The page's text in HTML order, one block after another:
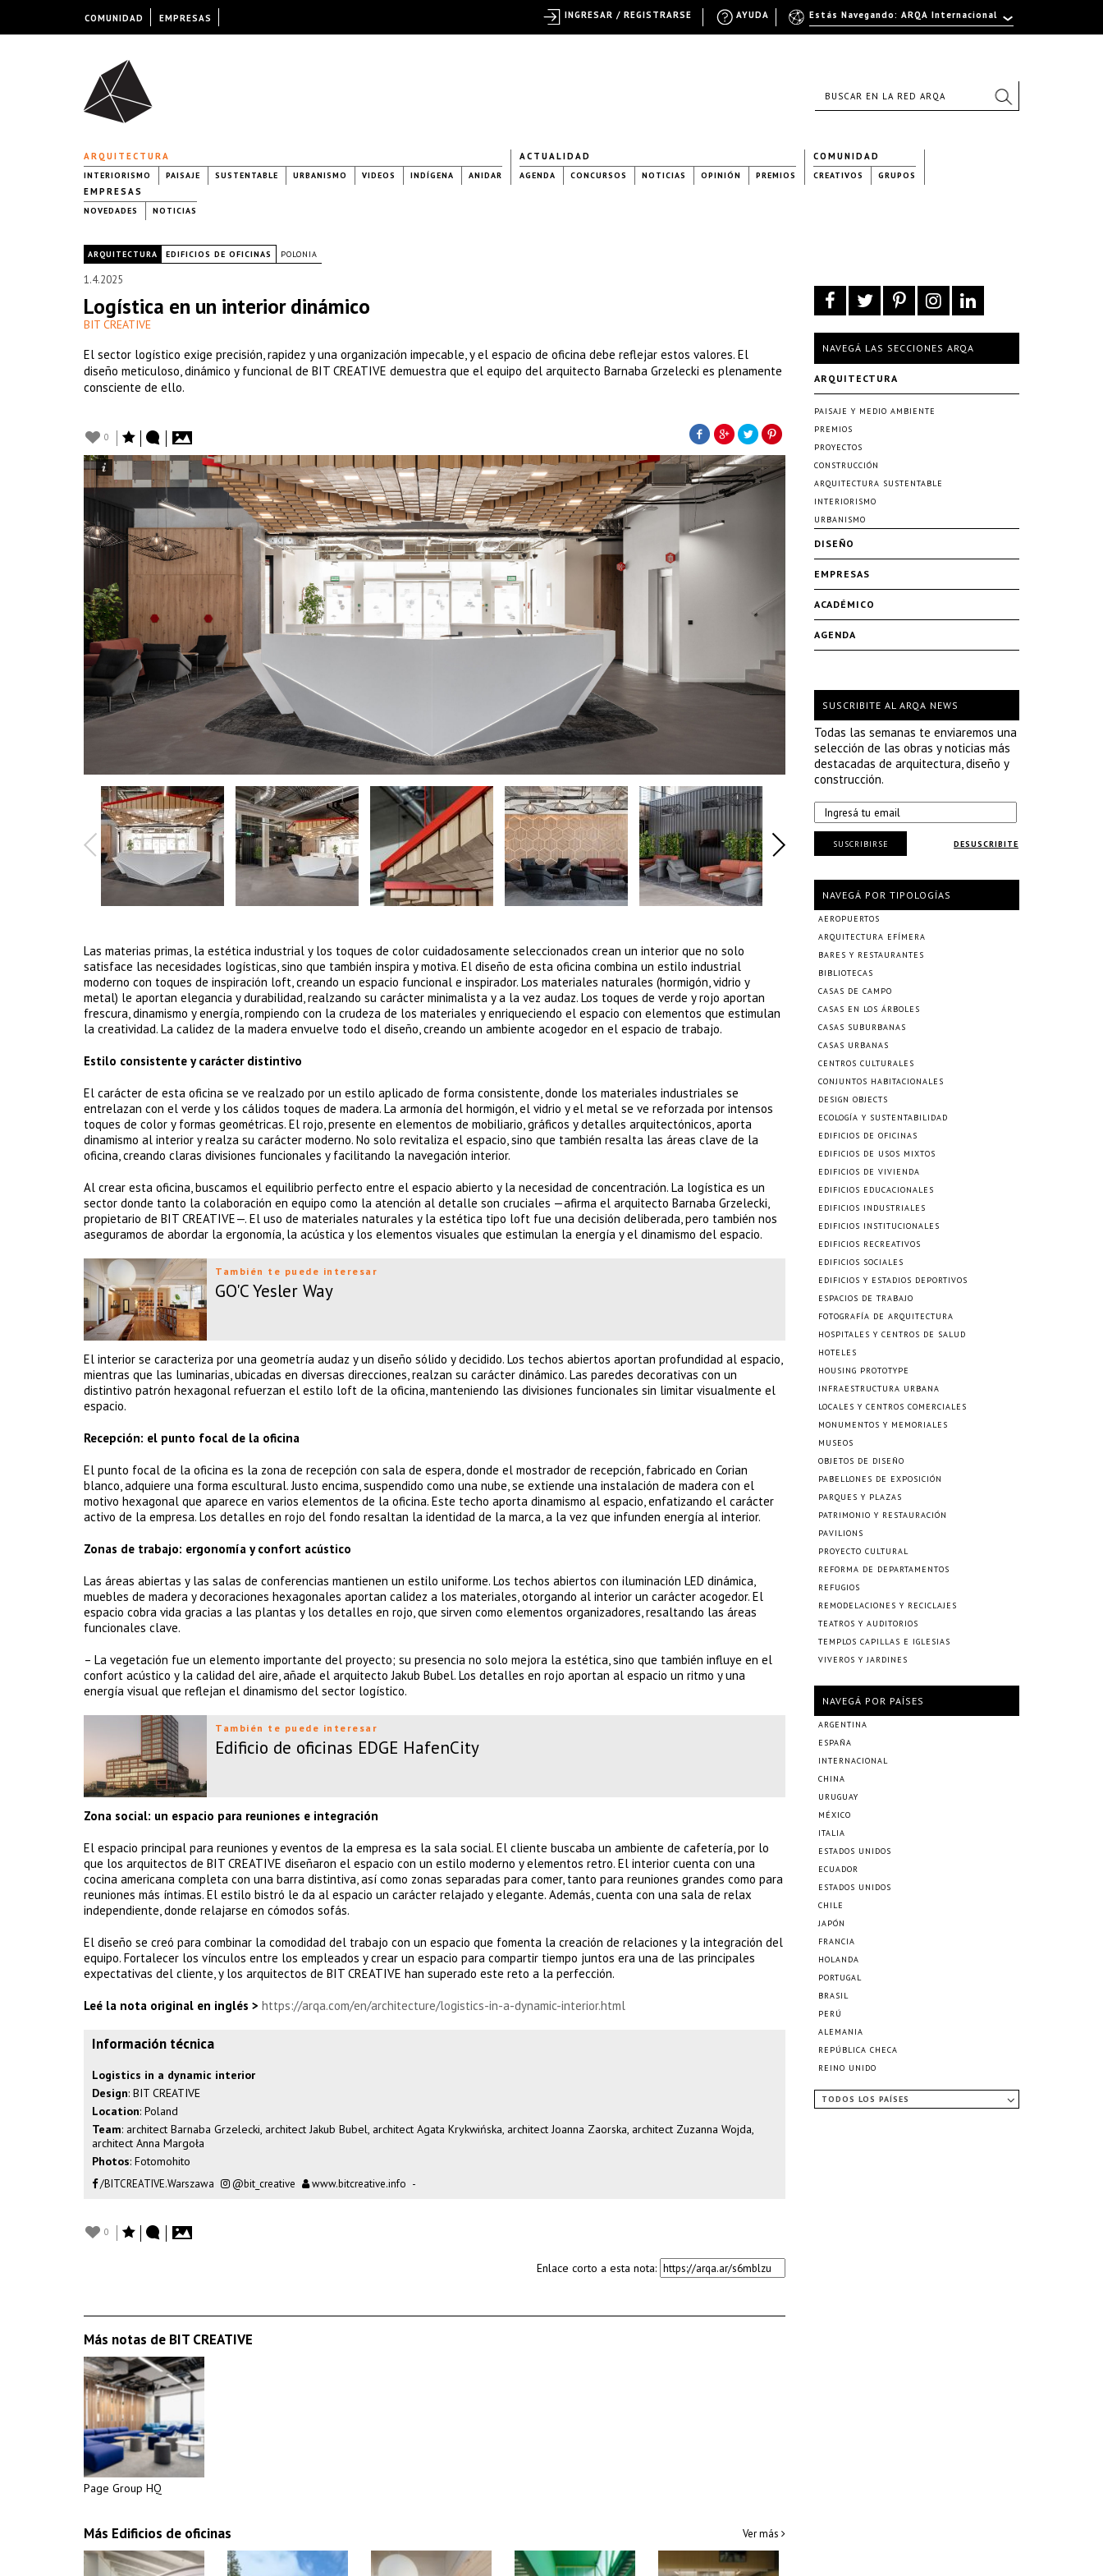
ARQUITECTURA
INTERIORISMO PAISAJE SUSTENTABLE URBANISMO VIDEOS INDÍGENA ANIDAR
ACTUALIDAD
AGENDA CONCURSOS NOTICIAS OPINIÓN PREMIOS
COMUNIDAD
CREATIVOS GRUPOS
EMPRESAS
NOVEDADES NOTICIAS
ARQUITECTURA EDIFICIOS DE OFICINAS POLONIA
1.4.2025
Logística en un interior dinámico
BIT CREATIVE
El sector logístico exige precisión, rapidez y una organización impecable, y el espacio de oficina debe reflejar estos valores. El
diseño meticuloso, dinámico y funcional de BIT CREATIVE demuestra que el equipo del arquitecto Barnaba Grzelecki es plenamente
consciente de ello.
0
Las materias primas, la estética industrial y los toques de color cuidadosamente seleccionados crean un interior que no solo
satisface las necesidades logísticas, sino que también inspira y motiva. El diseño de esta oficina combina un estilo industrial
moderno con toques de inspiración loft, creando un espacio funcional e inspirador. Los materiales naturales (hormigón, vidrio y
metal) le aportan elegancia y durabilidad, realzando su carácter minimalista y a la vez audaz. Los toques de verde y rojo aportan
frescura, dinamismo y energía, rompiendo con la crudeza de los materiales y enriqueciendo el espacio con elementos que estimulan
la creatividad. La calidez de la madera envuelve todo el diseño, creando un ambiente acogedor en el espacio de trabajo.
Estilo consistente y carácter distintivo
El carácter de esta oficina se ve realzado por un estilo aplicado de forma consistente, donde los materiales industriales se
entrelazan con el verde y los cálidos toques de madera. La armonía del hormigón, el vidrio y el metal se ve reforzada por intensos
toques de color y formas geométricas. El rojo, presente en elementos de mobiliario, gráficos y detalles arquitectónicos, aporta
dinamismo al interior y realza su carácter moderno. No solo revitaliza el espacio, sino que también resalta las áreas clave de la
oficina, creando claras divisiones funcionales y facilitando la navegación interior.
Al crear esta oficina, buscamos el equilibrio perfecto entre el espacio abierto y la necesidad de concentración. La logística es un
sector donde tanto la colaboración en equipo como la atención al detalle son cruciales —afirma el arquitecto Barnaba Grzelecki,
propietario de BIT CREATIVE—. El uso de materiales naturales y la estética tipo loft fue una decisión deliberada, pero también nos
aseguramos de abordar la ergonomía, la acústica y los elementos visuales que estimulan la energía y el dinamismo del espacio.
También te puede interesar
GO'C Yesler Way
El interior se caracteriza por una geometría audaz y un diseño sólido y decidido. Los techos abiertos aportan profundidad al espacio,
mientras que las luminarias, ubicadas en diversas direcciones, realzan su carácter dinámico. Las paredes decorativas con un
distintivo patrón hexagonal refuerzan el estilo loft de la oficina, manteniendo las divisiones funcionales sin limitar visualmente el
espacio.
Recepción: el punto focal de la oficina
El punto focal de la oficina es la zona de recepción con sala de espera, donde el mostrador de recepción, fabricado en Corian
blanco, adquiere una forma escultural. Justo encima, suspendido como una nube, se extiende una instalación de madera con el
motivo hexagonal que aparece en varios elementos de la oficina. Este techo aporta dinamismo al espacio, enfatizando el carácter
activo de la empresa. Los detalles en rojo del fondo resaltan la identidad de la marca, a la vez que infunden energía al interior.
Zonas de trabajo: ergonomía y confort acústico
Las áreas abiertas y las salas de conferencias mantienen un estilo uniforme. Los techos abiertos con iluminación LED dinámica,
muebles de madera y decoraciones hexagonales aportan calidez a los materiales, otorgando al interior un carácter acogedor. El
espacio cobra vida gracias a las plantas y los detalles en rojo, que sirven como elementos organizadores, resaltando las áreas
funcionales clave.
– La vegetación fue un elemento importante del proyecto; su presencia no solo mejora la estética, sino que también influye en el
confort acústico y la calidad del aire, añade el arquitecto Jakub Bubel. Los detalles en rojo aportan al espacio un ritmo y una
energía visual que reflejan el dinamismo del sector logístico.
También te puede interesar
Edificio de oficinas EDGE HafenCity
Zona social: un espacio para reuniones e integración
El espacio principal para reuniones y eventos de la empresa es la sala social. El cliente buscaba un ambiente de cafetería, por lo
que los arquitectos de BIT CREATIVE diseñaron el espacio con un estilo moderno y elementos retro. El interior cuenta con una
cocina americana completa con una barra distintiva, así como zonas separadas para comer, tanto para reuniones grandes como para
reuniones más íntimas. El estilo bistró le da al espacio un carácter relajado y elegante. Además, cuenta con una sala de relax
independiente, donde relajarse en cómodos sofás.
El diseño se creó para combinar la comodidad del trabajo con un espacio que fomenta la creación de relaciones y la integración del
equipo. Fortalecer los vínculos entre los empleados y crear un espacio para compartir tiempo juntos era una de las principales
expectativas del cliente, y los arquitectos de BIT CREATIVE han superado este reto a la perfección.
Leé la nota original en inglés > https://arqa.com/en/architecture/logistics-in-a-dynamic-interior.html
Información técnica
Logistics in a dynamic interior
Design: BIT CREATIVE
Location: Poland
Team: architect Barnaba Grzelecki, architect Jakub Bubel, architect Agata Krykwińska, architect Joanna Zaorska, architect Zuzanna Wojda,
architect Anna Margoła
Photos: Fotomohito
/BITCREATIVE.Warszawa @bit_creative www.bitcreative.info -
0
Enlace corto a esta nota:
Más notas de BIT CREATIVE
Page Group HQ
Más Edificios de oficinas Ver más
NAVEGÁ LAS SECCIONES ARQA
ARQUITECTURA
PAISAJE Y MEDIO AMBIENTE
PREMIOS
PROYECTOS
CONSTRUCCIÓN
ARQUITECTURA SUSTENTABLE
INTERIORISMO
URBANISMO
DISEÑO
EMPRESAS
ACADÉMICO
AGENDA
SUSCRIBITE AL ARQA NEWS
Todas las semanas te enviaremos una
selección de las obras y noticias más
destacadas de arquitectura, diseño y
construcción.
DESUSCRIBITE
SUSCRIBIRSE
NAVEGÁ POR TIPOLOGÍAS
AEROPUERTOS
ARQUITECTURA EFÍMERA
BARES Y RESTAURANTES
BIBLIOTECAS
CASAS DE CAMPO
CASAS EN LOS ÁRBOLES
CASAS SUBURBANAS
CASAS URBANAS
CENTROS CULTURALES
CONJUNTOS HABITACIONALES
DESIGN OBJECTS
ECOLOGÍA Y SUSTENTABILIDAD
EDIFICIOS DE OFICINAS
EDIFICIOS DE USOS MIXTOS
EDIFICIOS DE VIVIENDA
EDIFICIOS EDUCACIONALES
EDIFICIOS INDUSTRIALES
EDIFICIOS INSTITUCIONALES
EDIFICIOS RECREATIVOS
EDIFICIOS SOCIALES
EDIFICIOS Y ESTADIOS DEPORTIVOS
ESPACIOS DE TRABAJO
FOTOGRAFÍA DE ARQUITECTURA
HOSPITALES Y CENTROS DE SALUD
HOTELES
HOUSING PROTOTYPE
INFRAESTRUCTURA URBANA
LOCALES Y CENTROS COMERCIALES
MONUMENTOS Y MEMORIALES
MUSEOS
OBJETOS DE DISEÑO
PABELLONES DE EXPOSICIÓN
PARQUES Y PLAZAS
PATRIMONIO Y RESTAURACIÓN
PAVILIONS
PROYECTO CULTURAL
REFORMA DE DEPARTAMENTOS
REFUGIOS
REMODELACIONES Y RECICLAJES
TEATROS Y AUDITORIOS
TEMPLOS CAPILLAS E IGLESIAS
VIVEROS Y JARDINES
NAVEGÁ POR PAÍSES
ARGENTINA
ESPAÑA
INTERNACIONAL
CHINA
URUGUAY
MÉXICO
ITALIA
ESTADOS UNIDOS
ECUADOR
ESTADOS UNIDOS
CHILE
JAPÓN
FRANCIA
HOLANDA
PORTUGAL
BRASIL
PERÚ
ALEMANIA
REPÚBLICA CHECA
REINO UNIDO
TODOS LOS PAÍSES
COMUNIDAD EMPRESAS Estás Navegando: ARQA Internacional
AYUDA
INGRESAR / REGISTRARSE